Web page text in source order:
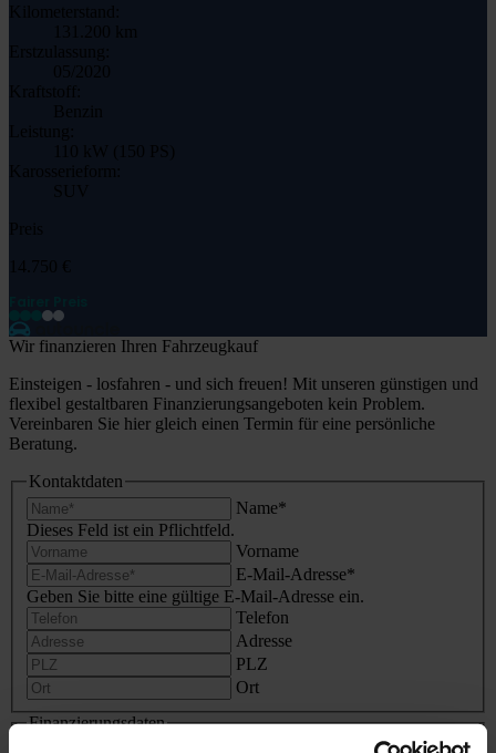
Kilometerstand:
131.200 km
Erstzulassung:
05/2020
Kraftstoff:
Benzin
Leistung:
110 kW (150 PS)
Karosserieform:
SUV
Preis
14.750 €
Wir finanzieren Ihren Fahrzeugkauf
Einsteigen - losfahren - und sich freuen! Mit unseren günstigen und
flexibel gestaltbaren Finanzierungsangeboten kein Problem.
Vereinbaren Sie hier gleich einen Termin für eine persönliche
Beratung.
Kontaktdaten
Name*
Dieses Feld ist ein Pflichtfeld.
Vorname
E-Mail-Adresse*
Geben Sie bitte eine gültige E-Mail-Adresse ein.
Telefon
Adresse
PLZ
Ort
Finanzierungsdaten